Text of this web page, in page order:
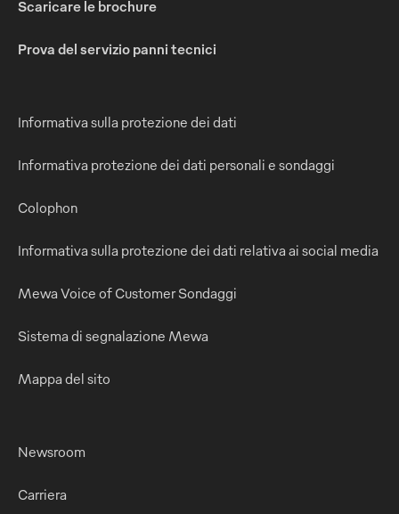
Scaricare le brochure
Prova del servizio panni tecnici
Informativa sulla protezione dei dati
Informativa protezione dei dati personali e sondaggi
Colophon
Informativa sulla protezione dei dati relativa ai social media
Mewa Voice of Customer Sondaggi
Sistema di segnalazione Mewa
Mappa del sito
Newsroom
Carriera